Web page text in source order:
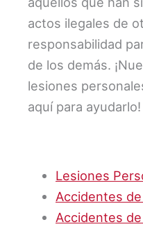
actos ilegales de
responsabilidad
de los demás.
lesiones
aquí para ayudarlo!
Lesiones
Accidentes
Accidentes